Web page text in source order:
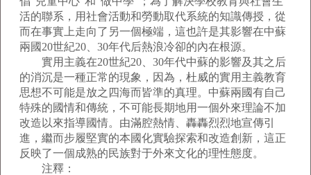
活的聯系，用社會活動和勞動取代系統的知識傳授，從
而在事實上走向了另一個極端，這也許是其影響在中蘇
兩國20世紀20、30年代后熱浪冷卻的內在根源。
實用主義在20世紀20、30年代中蘇的影響及其之后
的消沉是一種正常的現象，因為，杜威的實用主義教育
思想不可能是放之四海而皆準的真理。中蘇兩國有自己
特殊的國情和傳統，不可能長期地用一個外來理論不加
改造以來指導國情。由滿腔熱情、轟轟烈烈地宣傳引
進，繼而步履堅實的本國化實驗探索和改造創新，這正
反映了一個成熟的民族對于外來文化的理性態度。
注釋：